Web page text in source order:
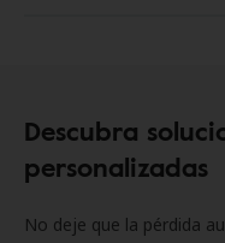
Descubra
personalizadas
No deje que la pérdida